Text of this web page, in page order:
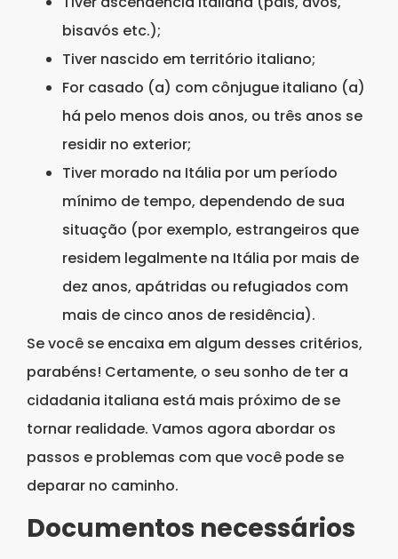
bisavós etc.);
Tiver nascido em território italiano;
For casado (a) com cônjugue italiano (a)
há pelo menos dois anos, ou três anos se
residir no exterior;
Tiver morado na Itália por um período
mínimo de tempo, dependendo de sua
situação (por exemplo, estrangeiros que
residem legalmente na Itália por mais de
dez anos, apátridas ou refugiados com
mais de cinco anos de residência).
Se você se encaixa em algum desses critérios,
parabéns! Certamente, o seu sonho de ter a
cidadania italiana está mais próximo de se
tornar realidade. Vamos agora abordar os
passos e problemas com que você pode se
deparar no caminho.
Documentos necessários